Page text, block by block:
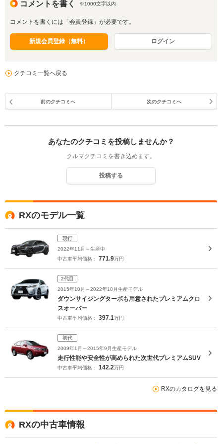
コメントを書く ※1000文字以内
コメントを書くには「会員登録」が必要です。
新規会員登録（無料） ログイン
クチコミ一覧へ戻る
前のクチコミへ 次のクチコミへ
あなたのクチコミを投稿しませんか？
クルマクチコミを書き込めます。
投稿する
RXのモデル一覧
現行
2022年11月～生産中
中古車平均価格： 771.9万円
2代目
2015年10月～2022年10月生産モデル
ダウンサイジングターボも用意されたプレミアムクロ
スオーバー
中古車平均価格： 397.1万円
初代
2009年1月～2015年9月生産モデル
走行性能や安全性が高められた次世代プレミアムSUV
中古車平均価格： 142.2万円
RXのカタログを見る
RXの中古車情報